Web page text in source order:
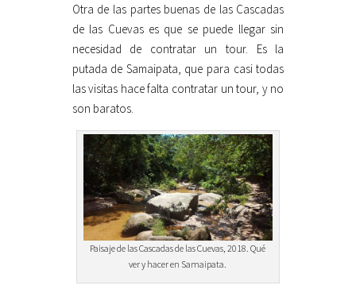
Otra de las partes buenas de las Cascadas
de las Cuevas es que se puede llegar sin
necesidad de contratar un tour. Es la
putada de Samaipata, que para casi todas
las visitas hace falta contratar un tour, y no
son baratos.
Paisaje de las Cascadas de las Cuevas, 2018. Qué
ver y hacer en Samaipata.